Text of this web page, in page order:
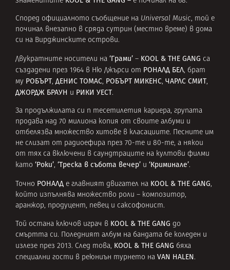
Според официалното съобщение на Universal Music, той е
починал внезапно в сряда сутрин (местно време) в дома
си на Вирджинските острови.
Двукратните носители на ‘Грами’ – KOOL & THE GANG са
създадени през 1964 в Ню Джърси от РОНАЛД БЕЛ, брат
му РОБЪРТ, ДЕНИС ТОМАС, РОБЪРТ МИКЕНС, ЧАРЛС СМИТ,
ДЖОРДЖ БРАУН и РИКИ УЕСТ.
За продължилата си п тесетилетия кариера, групата
продава над 70 милиона копия от своите албуми и
отбелязва множество хитове в класациите. Песните им
не слизат от радиоефира през 70-те и 80-те, а някои
от тях са включени в саундтраците на култови филми
като ‘Роки’, ‘Треска в събота вечер’ и ‘Криминале’.
Точно РОНАЛД е главният двигател на KOOL & THE GANG,
който изпълнява множество роли – композитор,
аранжор, продуцент, певец и саксофонист.
Той остана ключов играч в KOOL & THE GANG до
смъртта си. Поледният албум на бандата бе коледен и
излезе през 2013. След това, KOOL & THE GANG бяха
специални гости в реюниън турнето на VAN HALEN.